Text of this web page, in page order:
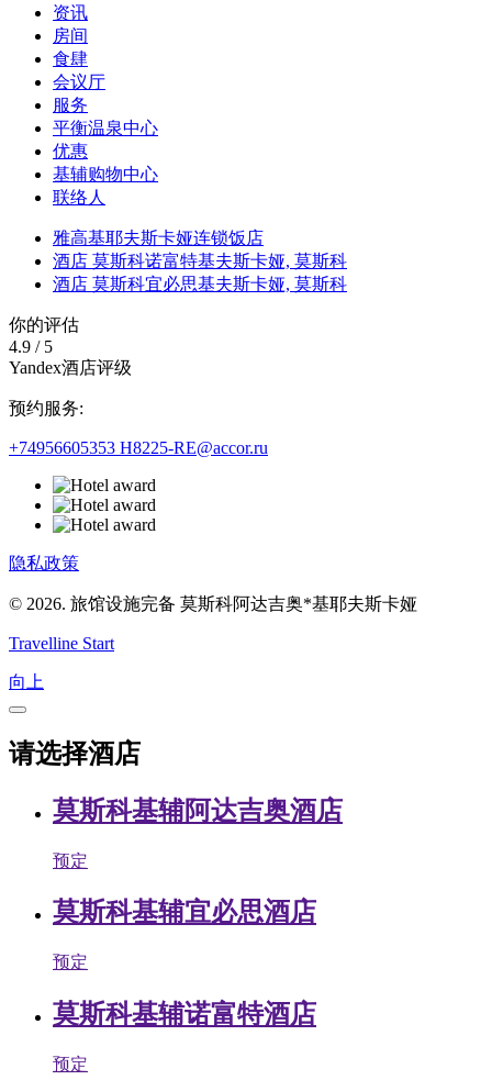
资讯
房间
食肆
会议厅
服务
平衡温泉中心
优惠
基辅购物中心
联络人
雅高基耶夫斯卡娅连锁饭店
酒店 莫斯科诺富特基夫斯卡娅, 莫斯科
酒店 莫斯科宜必思基夫斯卡娅, 莫斯科
你的评估
4.9 / 5
Yandex酒店评级
预约服务:
+74956605353 H8225-RE@accor.ru
隐私政策
© 2026. 旅馆设施完备 莫斯科阿达吉奥*基耶夫斯卡娅
Travelline Start
向上
请选择酒店
莫斯科基辅阿达吉奥酒店
预定
莫斯科基辅宜必思酒店
预定
莫斯科基辅诺富特酒店
预定